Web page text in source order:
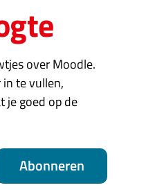
wordt indien
over Moodle.
te vullen,
je goed op de
Abonneren